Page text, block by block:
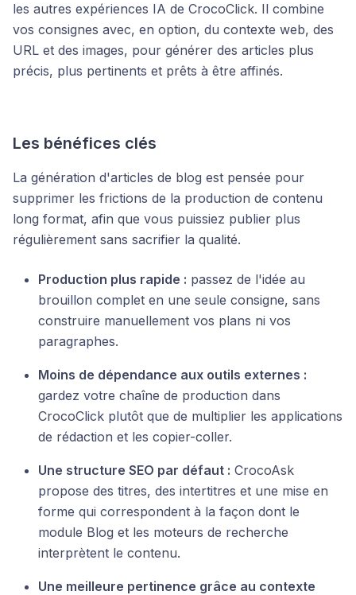
les autres expériences IA de CrocoClick. Il combine
vos consignes avec, en option, du contexte web, des
URL et des images, pour générer des articles plus
précis, plus pertinents et prêts à être affinés.
Les bénéfices clés
La génération d'articles de blog est pensée pour
supprimer les frictions de la production de contenu
long format, afin que vous puissiez publier plus
régulièrement sans sacrifier la qualité.
Production plus rapide : passez de l'idée au
brouillon complet en une seule consigne, sans
construire manuellement vos plans ni vos
paragraphes.
Moins de dépendance aux outils externes :
gardez votre chaîne de production dans
CrocoClick plutôt que de multiplier les applications
de rédaction et les copier-coller.
Une structure SEO par défaut : CrocoAsk
propose des titres, des intertitres et une mise en
forme qui correspondent à la façon dont le
module Blog et les moteurs de recherche
interprètent le contenu.
Une meilleure pertinence grâce au contexte